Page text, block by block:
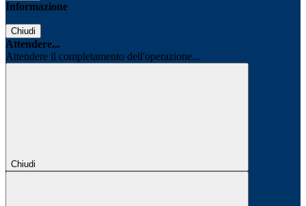
Informazione
Chiudi
Attendere...
Attendere il completamento dell'operazione...
Chiudi